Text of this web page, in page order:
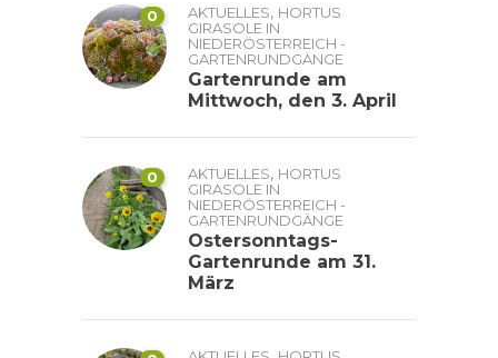
0 AKTUELLES, HORTUS
GIRASOLE IN
NIEDERÖSTERREICH -
GARTENRUNDGÄNGE
Gartenrunde am
Mittwoch, den 3. April
0 AKTUELLES, HORTUS
GIRASOLE IN
NIEDERÖSTERREICH -
GARTENRUNDGÄNGE
Ostersonntags-
Gartenrunde am 31.
März